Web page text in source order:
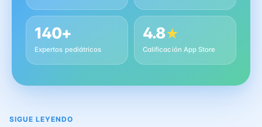
140+
Expertos pediátricos
4.8★
Calificación App Store
SIGUE LEYENDO